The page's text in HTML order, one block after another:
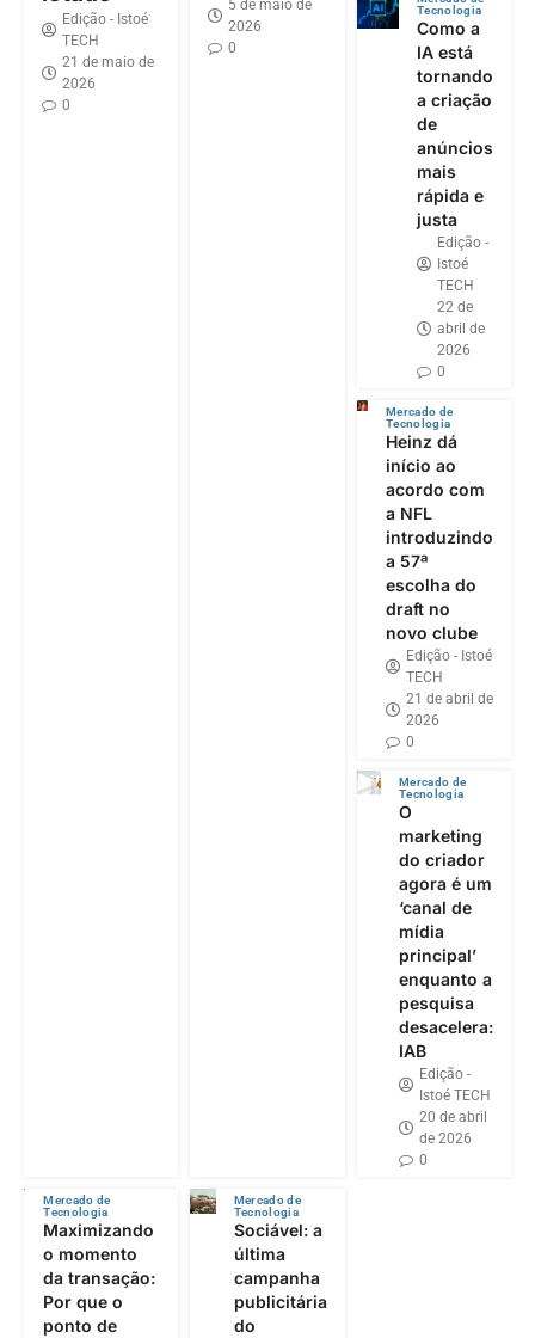
Edição - Istoé
TECH
21 de maio de
2026
0
5 de maio de
2026
0
Tecnologia
Como a
IA está
tornando
a criação
de
anúncios
mais
rápida e
justa
Edição -
Istoé
TECH
22 de
abril de
2026
0
Mercado de
Tecnologia
Heinz dá
início ao
acordo com
a NFL
introduzindo
a 57ª
escolha do
draft no
novo clube
Edição - Istoé
TECH
21 de abril de
2026
0
Mercado de
Tecnologia
O
marketing
do criador
agora é um
‘canal de
mídia
principal’
enquanto a
pesquisa
desacelera:
IAB
Edição -
Istoé TECH
20 de abril
de 2026
0
Mercado de
Tecnologia
Maximizando
o momento
da transação:
Por que o
ponto de
Mercado de
Tecnologia
Sociável: a
última
campanha
publicitária
do